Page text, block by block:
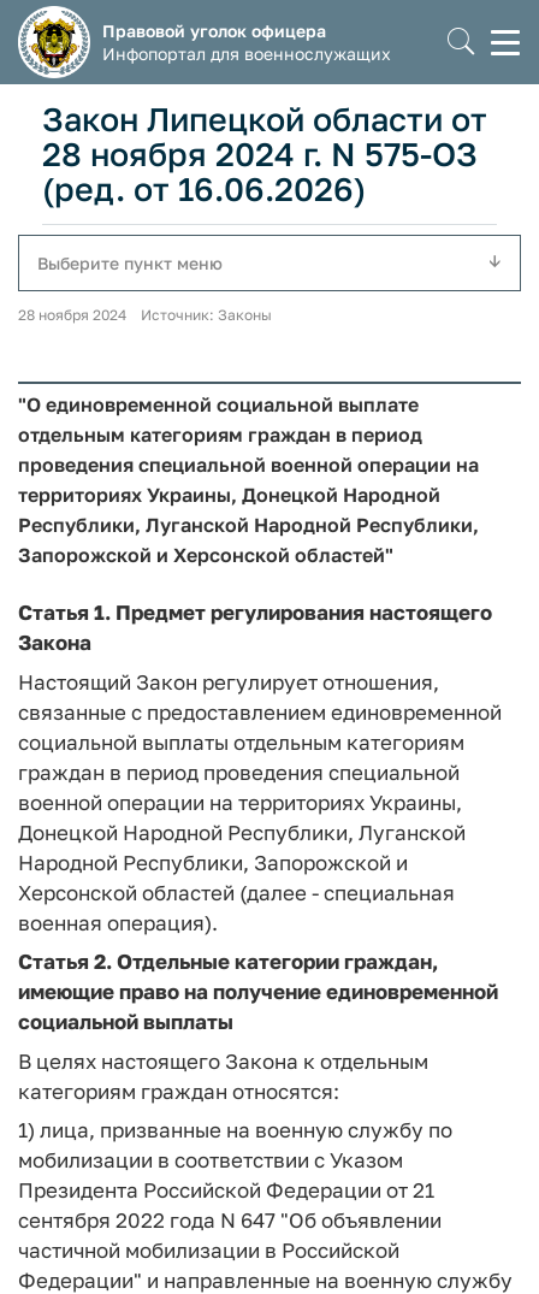
Правовой уголок офицера
Инфопортал для военнослужащих
Закон Липецкой области от
28 ноября 2024 г. N 575-ОЗ
(ред. от 16.06.2026)
Выберите пункт меню
28 ноября 2024 Источник: Законы
"О единовременной социальной выплате
отдельным категориям граждан в период
проведения специальной военной операции на
территориях Украины, Донецкой Народной
Республики, Луганской Народной Республики,
Запорожской и Херсонской областей"
Статья 1. Предмет регулирования настоящего
Закона
Настоящий Закон регулирует отношения,
связанные с предоставлением единовременной
социальной выплаты отдельным категориям
граждан в период проведения специальной
военной операции на территориях Украины,
Донецкой Народной Республики, Луганской
Народной Республики, Запорожской и
Херсонской областей (далее - специальная
военная операция).
Статья 2.Отдельные категории граждан,
имеющие право на получениеединовременной
социальнойвыплаты
В целях настоящего Закона к отдельным
категориям граждан относятся:
1) лица, призванные на военную службу по
мобилизации в соответствии с Указом
Президента Российской Федерации от 21
сентября 2022 года N 647 "Об объявлении
частичной мобилизации в Российской
Федерации" и направленные на военную службу